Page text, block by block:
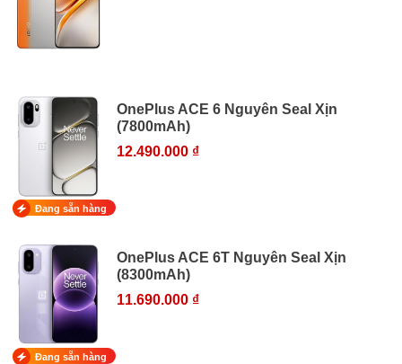
OnePlus ACE 6 Nguyên Seal Xịn
(7800mAh)
12.490.000 ₫
Đang sẵn hàng
OnePlus ACE 6T Nguyên Seal Xịn
(8300mAh)
11.690.000 ₫
Đang sẵn hàng